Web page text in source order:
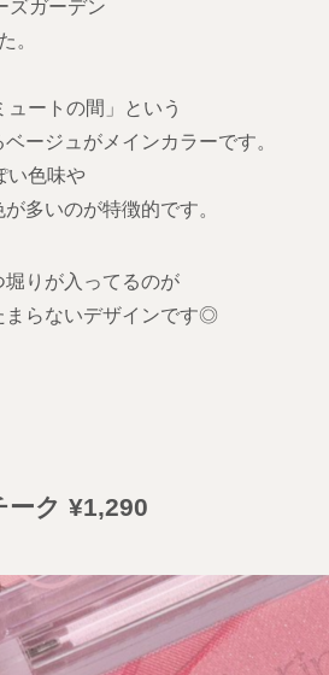
ズガーデン
。
ートの間」という
ージュがメインカラーです。
い色味や
多いのが特徴的です。
りが入ってるのが
まらないデザインです◎
ーク ¥1,290